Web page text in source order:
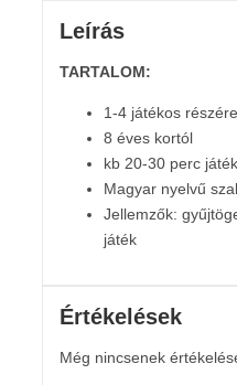
Leírás
TARTALOM:
1-4 játékos részére
8 éves kortól
kb 20-30 perc
Magyar nyelvű
Jellemzők:
játék
Értékelések
Még nincsenek